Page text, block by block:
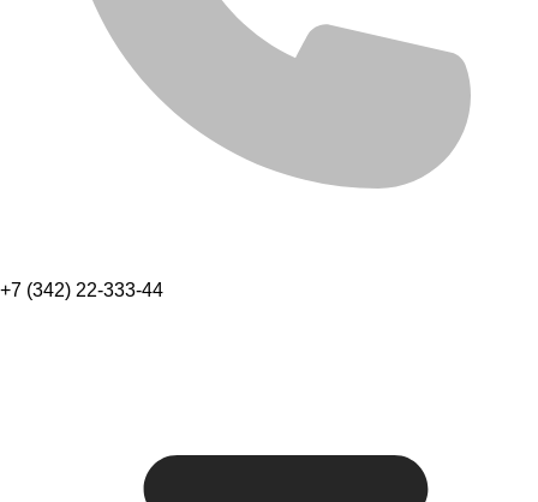
+7 (342) 22-333-44